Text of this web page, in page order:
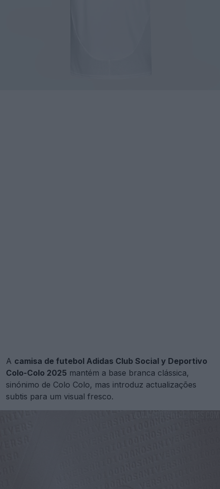
A camisa de futebol Adidas Club Social y Deportivo
Colo-Colo 2025 mantém a base branca clássica,
sinónimo de Colo Colo, mas introduz actualizações
subtis para um visual fresco.